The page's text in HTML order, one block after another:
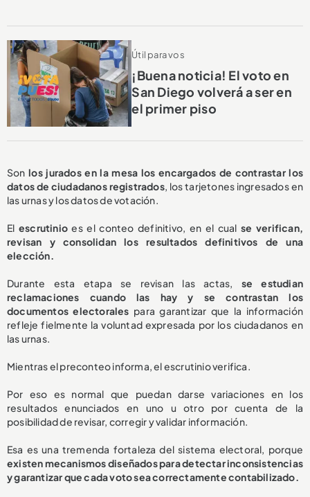
Útil para vos
¡Buena noticia! El voto en
San Diego volverá a ser en
el primer piso
Sonlos jurados en la mesa los encargados de contrastar los
datos de ciudadanos registrados, los tarjetones ingresados en
las urnas y los datos de votación.
El escrutinioes el conteo definitivo, en el cualse verifican,
revisan y consolidan los resultados definitivos de una
elección.
Durante esta etapa se revisan las actas,
se estudian
reclamaciones cuando las hay y se contrastan los
documentos electorales para garantizar que la información
refleje fielmente la voluntad expresada por los ciudadanos en
las urnas.
Mientras el preconteo informa, el escrutinio verifica.
Por eso es normal que puedan darse variaciones en los
resultados enunciados en uno u otro por cuenta de la
posibilidad de revisar, corregir y validar información.
Esa es una tremenda fortaleza del sistema electoral, porque
existen mecanismos diseñados para detectar inconsistencias
y garantizar que cada voto sea correctamente contabilizado.